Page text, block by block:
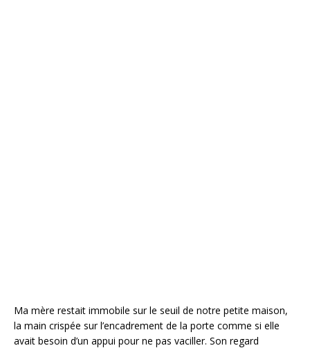
Ma mère restait immobile sur le seuil de notre petite maison,
la main crispée sur l’encadrement de la porte comme si elle
avait besoin d’un appui pour ne pas vaciller. Son regard